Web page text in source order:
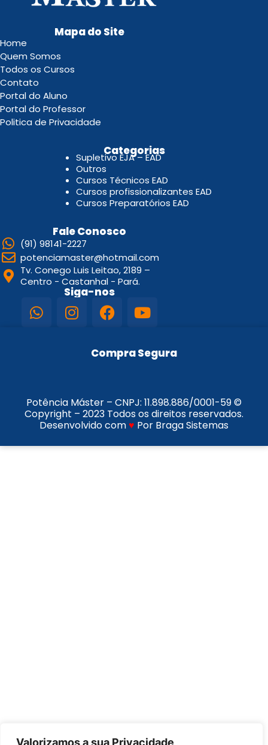
Valorizamos a sua Privacidade
Mapa do Site
Home
Quem Somos
Todos os Cursos
Contato
Portal do Aluno
Portal do Professor
Politica de Privacidade
Categorias
Supletivo EJA – EAD
Outros
Cursos Técnicos EAD
Cursos profissionalizantes EAD
Cursos Preparatórios EAD
Fale Conosco
(91) 98141-2227
potenciamaster@hotmail.com
Tv. Conego Luis Leitao, 2189 –
Centro - Castanhal - Pará.
Siga-nos
Compra Segura
Potência Máster – CNPJ: 11.898.886/0001-59©
Copyright – 2023 Todos os direitos reservados.
Desenvolvido com♥ Por Braga Sistemas